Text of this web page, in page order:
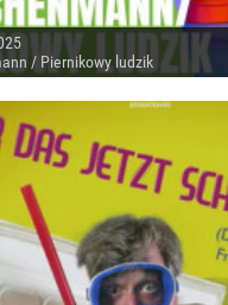
/ Piernikowy ludzik